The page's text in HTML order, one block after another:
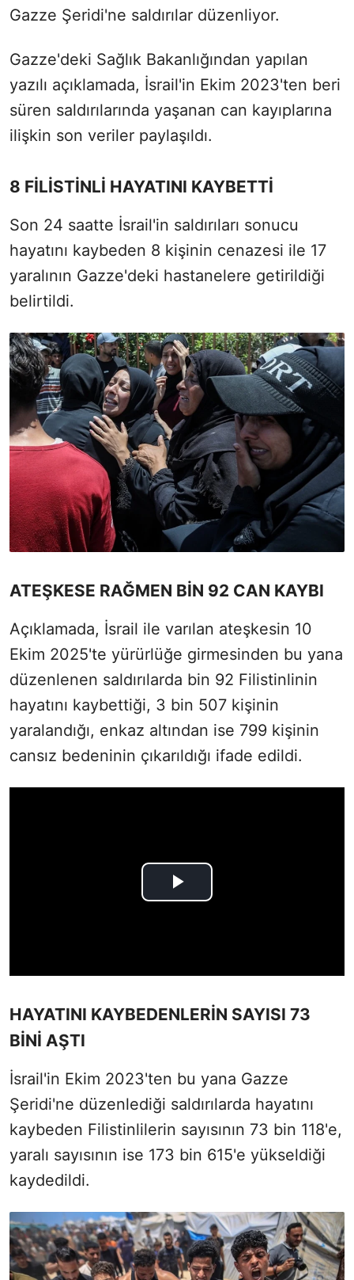
Gazze Şeridi'ne saldırılar düzenliyor.
Gazze'deki Sağlık Bakanlığından yapılan
yazılı açıklamada, İsrail'in Ekim 2023'ten beri
süren saldırılarında yaşanan can kayıplarına
ilişkin son veriler paylaşıldı.
8 FİLİSTİNLİ HAYATINI KAYBETTİ
Son 24 saatte İsrail'in saldırıları sonucu
hayatını kaybeden 8 kişinin cenazesi ile 17
yaralının Gazze'deki hastanelere getirildiği
belirtildi.
ATEŞKESE RAĞMEN BİN 92 CAN KAYBI
Açıklamada, İsrail ile varılan ateşkesin 10
Ekim 2025'te yürürlüğe girmesinden bu yana
düzenlenen saldırılarda bin 92 Filistinlinin
hayatını kaybettiği, 3 bin 507 kişinin
yaralandığı, enkaz altından ise 799 kişinin
cansız bedeninin çıkarıldığı ifade edildi.
HAYATINI KAYBEDENLERİN SAYISI 73
BİNİ AŞTI
İsrail'in Ekim 2023'ten bu yana Gazze
Şeridi'ne düzenlediği saldırılarda hayatını
kaybeden Filistinlilerin sayısının 73 bin 118'e,
yaralı sayısının ise 173 bin 615'e yükseldiği
kaydedildi.